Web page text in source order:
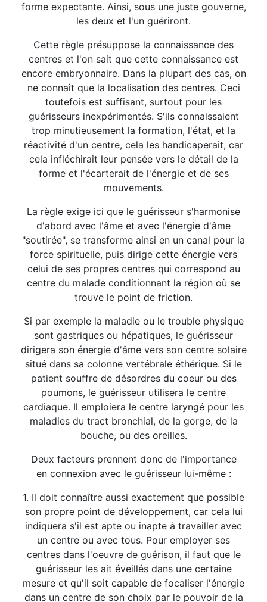
forme expectante. Ainsi, sous une juste gouverne,
les deux et l'un guériront.
Cette règle présuppose la connaissance des
centres et l'on sait que cette connaissance est
encore embryonnaire. Dans la plupart des cas, on
ne connaît que la localisation des centres. Ceci
toutefois est suffisant, surtout pour les
guérisseurs inexpérimentés. S'ils connaissaient
trop minutieusement la formation, l'état, et la
réactivité d'un centre, cela les handicaperait, car
cela infléchirait leur pensée vers le détail de la
forme et l'écarterait de l'énergie et de ses
mouvements.
La règle exige ici que le guérisseur s'harmonise
d'abord avec l'âme et avec l'énergie d'âme
"soutirée", se transforme ainsi en un canal pour la
force spirituelle, puis dirige cette énergie vers
celui de ses propres centres qui correspond au
centre du malade conditionnant la région où se
trouve le point de friction.
Si par exemple la maladie ou le trouble physique
sont gastriques ou hépatiques, le guérisseur
dirigera son énergie d'âme vers son centre solaire
situé dans sa colonne vertébrale éthérique. Si le
patient souffre de désordres du coeur ou des
poumons, le guérisseur utilisera le centre
cardiaque. Il emploiera le centre laryngé pour les
maladies du tract bronchial, de la gorge, de la
bouche, ou des oreilles.
Deux facteurs prennent donc de l'importance
en connexion avec le guérisseur lui-même :
1. Il doit connaître aussi exactement que possible
son propre point de développement, car cela lui
indiquera s'il est apte ou inapte à travailler avec
un centre ou avec tous. Pour employer ses
centres dans l'oeuvre de guérison, il faut que le
guérisseur les ait éveillés dans une certaine
mesure et qu'il soit capable de focaliser l'énergie
dans un centre de son choix par le pouvoir de la